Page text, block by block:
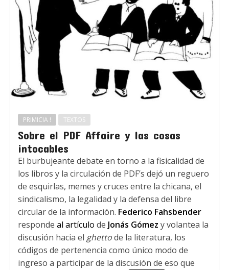
PRIMICIA ! TEXTOS
Sobre el PDF Affaire y las cosas
intocables
El burbujeante debate en torno a la fisicalidad de
los libros y la circulación de PDF’s dejó un reguero
de esquirlas, memes y cruces entre la chicana, el
sindicalismo, la legalidad y la defensa del libre
circular de la información. Federico Fahsbender
responde al artículo de Jonás Gómez y volantea la
discusión hacia el ghettode la literatura, los
códigos de pertenencia como único modo de
ingreso a participar de la discusión de eso que